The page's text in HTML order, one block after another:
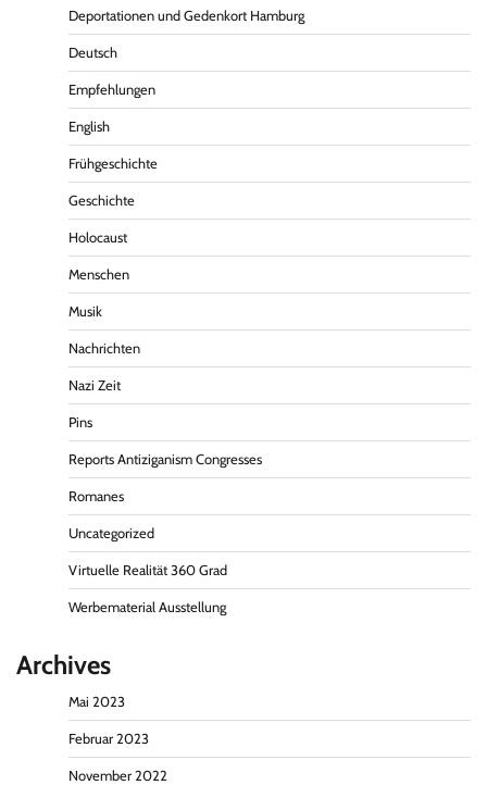
Deportationen und Gedenkort Hamburg
Deutsch
Empfehlungen
English
Frühgeschichte
Geschichte
Holocaust
Menschen
Musik
Nachrichten
Nazi Zeit
Pins
Reports Antiziganism Congresses
Romanes
Uncategorized
Virtuelle Realität 360 Grad
Werbematerial Ausstellung
Archives
Mai 2023
Februar 2023
November 2022